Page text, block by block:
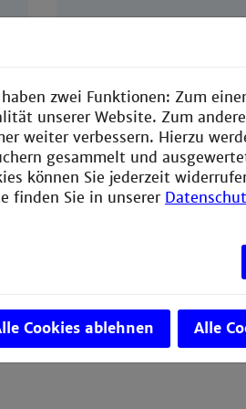
3
11:30 -13:00 (SS)
12:00 - 13:30
zwei Funktionen: Zum
unserer Website. Zum
weiter verbessern. Hierzu
gesammelt und
können Sie jederzeit
finden Sie in unserer
Cookies ablehnen Alle